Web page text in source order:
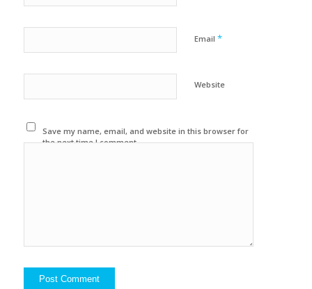
Email *
Website
Save my name, email, and website in this browser for
the next time I comment.